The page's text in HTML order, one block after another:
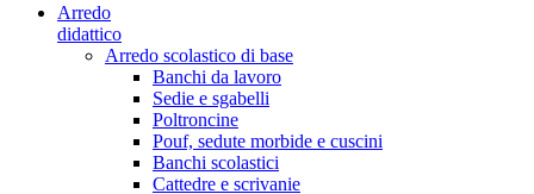
Arredo
didattico
Arredo scolastico di base
Banchi da lavoro
Sedie e sgabelli
Poltroncine
Pouf, sedute morbide e cuscini
Banchi scolastici
Cattedre e scrivanie